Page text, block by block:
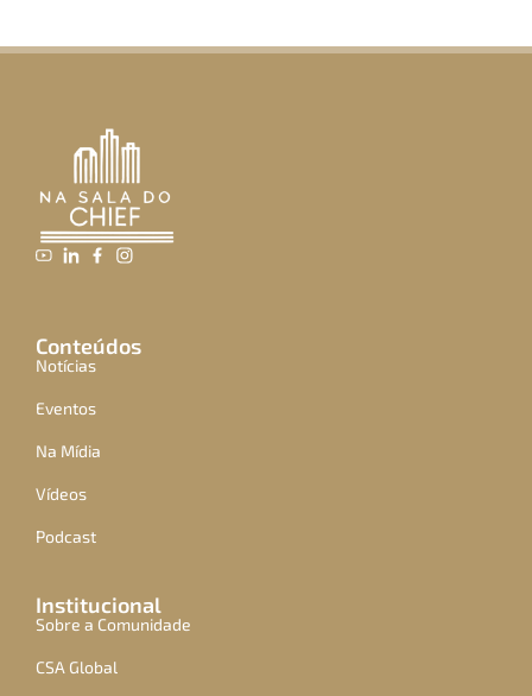
Conteúdos
Notícias
Eventos
Na Mídia
Vídeos
Podcast
Institucional
Sobre a Comunidade
CSA Global